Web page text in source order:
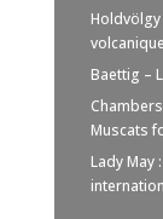
Holdvölgy
Baettig –
Muscats
Lady May